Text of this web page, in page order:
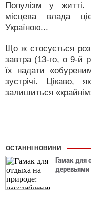
Популізм у житті.
місцева влада
Україною...
Що ж стосується
завтра (13-го, о 9-й
їх надати
зустрічі. Цікаво,
залишиться
ОСТАННІ НОВИНИ
Гамак для
деревьями